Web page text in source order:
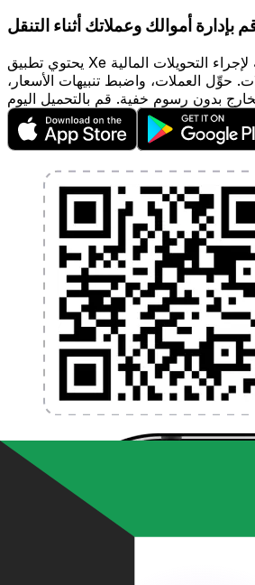
بإدارة أموالك وعملاتك أثناء التنقل
يحتوي تطبيق Xe على كل ما تحتاجه لإجراء التحويلات المالية
حوِّل العملات، واضبط تنبيهات الأسعار،